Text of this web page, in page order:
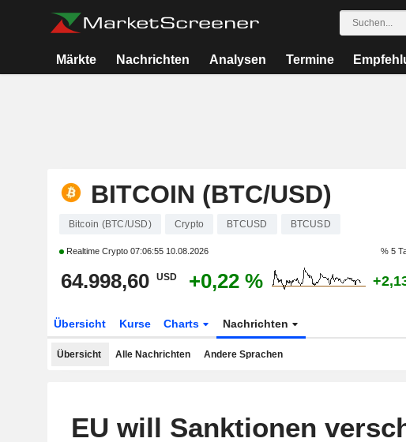
Märkte Nachrichten Analysen Termine
BITCOIN (BTC/USD)
Bitcoin (BTC/USD) Crypto BTCUSD BTCUSD
Realtime Crypto 07:06:55 10.08.2026 % 5
64.998,60 USD +0,22 %
Übersicht Kurse Charts Nachrichten
Übersicht Alle Nachrichten Andere Sprachen
EU will Sanktionen